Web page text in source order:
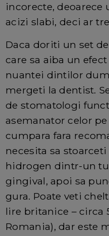
incorecte, deoarece
acizi slabi, deci ar
Daca doriti un set
care sa aiba un
nuantei dintilor
mergeti la dentist.
de stomatologi
asemanator celor
cumpara fara
necesita sa
hidrogen dintr-un
gingival, apoi sa
gura. Poate veti
lire britanice – circa
Romania), dar este